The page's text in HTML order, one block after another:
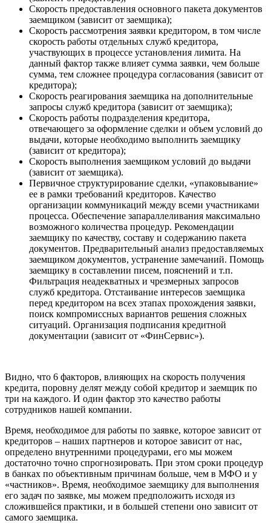
Скорость предоставления основного пакета документов
заемщиком (зависит от заемщика);
Скорость рассмотрения заявки кредитором, в том числе
скорость работы отдельных служб кредитора,
участвующих в процессе установления лимита. На
данный фактор также влияет сумма заявки, чем больше
сумма, тем сложнее процедура согласования (зависит от
кредитора);
Скорость реагирования заемщика на дополнительные
запросы служб кредитора (зависит от заемщика);
Скорость работы подразделения кредитора,
отвечающего за оформление сделки и объем условий до
выдачи, которые необходимо выполнить заемщику
(зависит от кредитора);
Скорость выполнения заемщиком условий до выдачи
(зависит от заемщика).
Первичное структурирование сделки, «упаковывание»
ее в рамки требований кредиторов. Качество
организации коммуникаций между всеми участниками
процесса. Обеспечение запараллеливания максимально
возможного количества процедур. Рекомендации
заемщику по качеству, составу и содержанию пакета
документов. Предварительный анализ предоставляемых
заемщиком документов, устранение замечаний. Помощь
заемщику в составлении писем, пояснений и т.п.
Фильтрация неадекватных и чрезмерных запросов
служб кредитора. Отстаивание интересов заемщика
перед кредитором на всех этапах прохождения заявки,
поиск компромиссных вариантов решения сложных
ситуаций. Организация подписания кредитной
документации (зависит от «ФинСервис»).
Видно, что 6 факторов, влияющих на скорость получения
кредита, поровну делят между собой кредитор и заемщик по
три на каждого. И один фактор это качество работы
сотрудников нашей компании.
Время, необходимое для работы по заявке, которое зависит от
кредиторов – наших партнеров и которое зависит от нас,
определено внутренними процедурами, его мы можем
достаточно точно спрогнозировать. При этом сроки процедур
в банках по объективным причинам больше, чем в МФО и у
«частников». Время, необходимое заемщику для выполнения
его задач по заявке, мы можем предположить исходя из
сложившейся практики, и в большей степени оно зависит от
самого заемщика.